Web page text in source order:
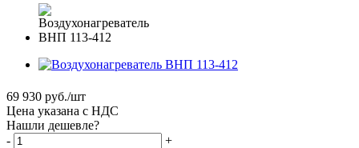
69 930 руб./шт
Цена указана с НДС
Нашли дешевле?
-
+